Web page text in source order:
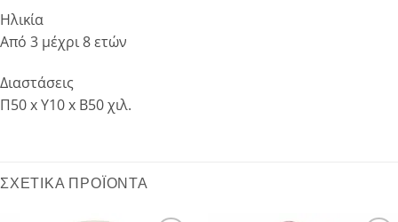
Ηλικία
Από 3 μέχρι 8 ετών
Διαστάσεις
Π50 x Y10 x Β50 χιλ.
ΣΧΕΤΙΚΆ ΠΡΟΪΌΝΤΑ